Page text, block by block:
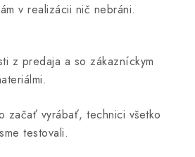
v realizácii nič nebráni.
z predaja a so zákazníckym
začať vyrábať, technici všetko
testovali.